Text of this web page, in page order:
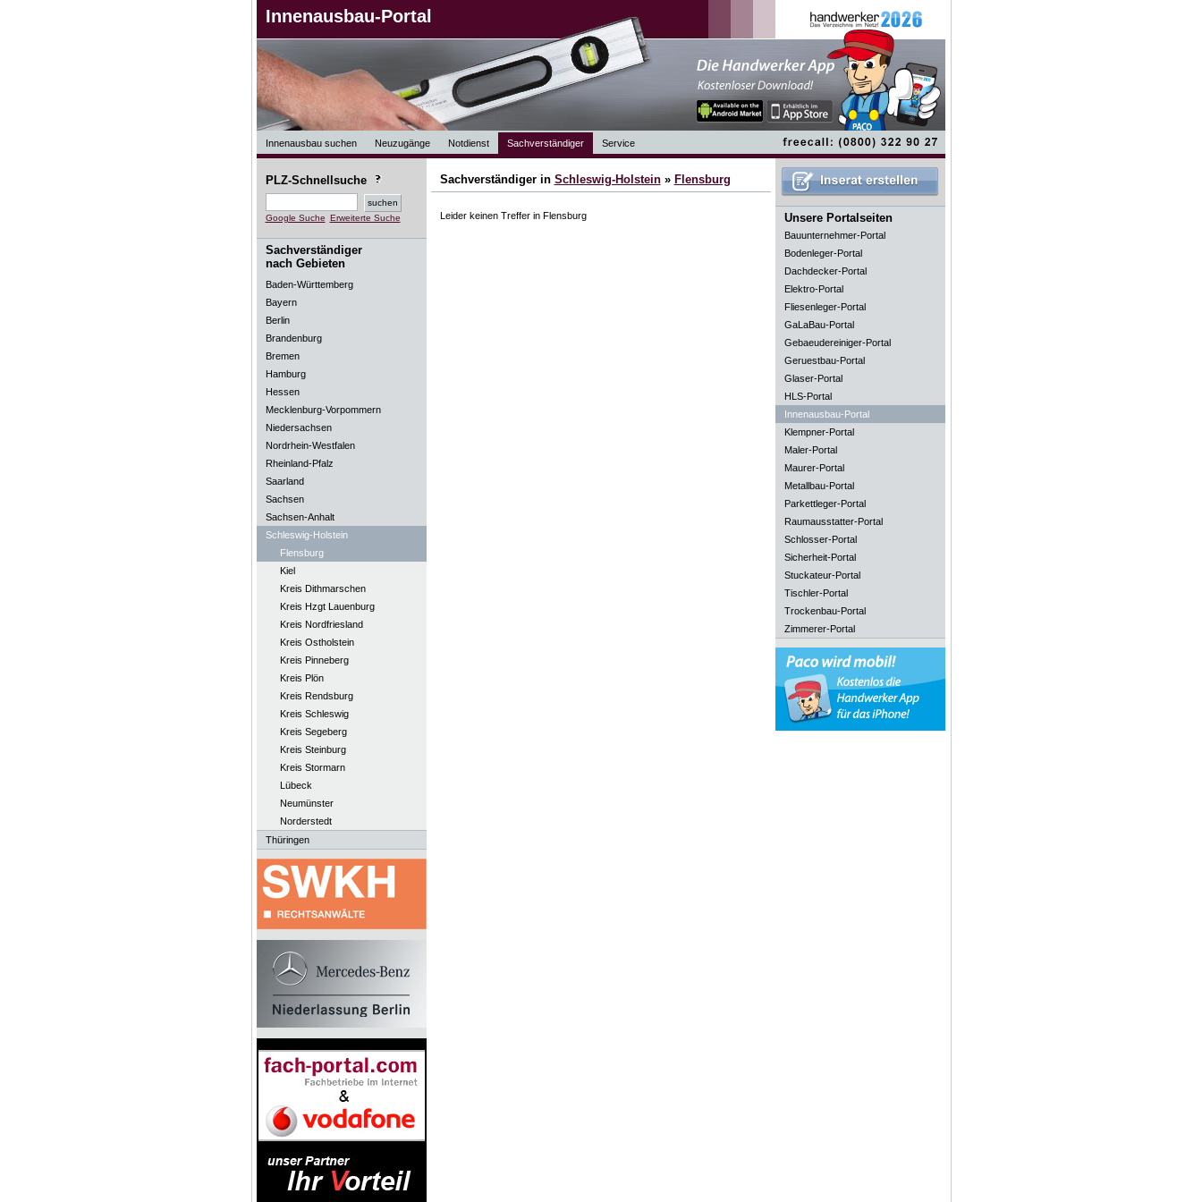
Innenausbau-Portal
Innenausbau suchen Neuzugänge Notdienst Sachverständiger Service
PLZ-Schnellsuche
Google Suche Erweiterte Suche
Sachverständiger
nach Gebieten
Baden-Württemberg
Bayern
Berlin
Brandenburg
Bremen
Hamburg
Hessen
Mecklenburg-Vorpommern
Niedersachsen
Nordrhein-Westfalen
Rheinland-Pfalz
Saarland
Sachsen
Sachsen-Anhalt
Schleswig-Holstein
Flensburg
Kiel
Kreis Dithmarschen
Kreis Hzgt Lauenburg
Kreis Nordfriesland
Kreis Ostholstein
Kreis Pinneberg
Kreis Plön
Kreis Rendsburg
Kreis Schleswig
Kreis Segeberg
Kreis Steinburg
Kreis Stormarn
Lübeck
Neumünster
Norderstedt
Thüringen
Sachverständiger in Schleswig-Holstein» Flensburg
Leider keinen Treffer in Flensburg Unsere Portalseiten
Bauunternehmer-Portal
Bodenleger-Portal
Dachdecker-Portal
Elektro-Portal
Fliesenleger-Portal
GaLaBau-Portal
Gebaeudereiniger-Portal
Geruestbau-Portal
Glaser-Portal
HLS-Portal
Innenausbau-Portal
Klempner-Portal
Maler-Portal
Maurer-Portal
Metallbau-Portal
Parkettleger-Portal
Raumausstatter-Portal
Schlosser-Portal
Sicherheit-Portal
Stuckateur-Portal
Tischler-Portal
Trockenbau-Portal
Zimmerer-Portal